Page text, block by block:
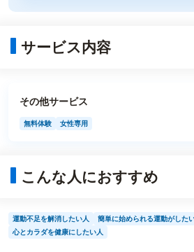
サービス内容
その他サービス
無料体験 女性専用
こんな人におすすめ
運動不足を解消したい人
簡単に始められる運動がした
心とカラダを健康にしたい人